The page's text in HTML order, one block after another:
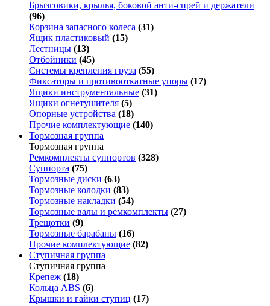
Брызговики, крылья, боковой анти-спрей и держатели
(96)
Корзина запасного колеса (31)
Ящик пластиковый (15)
Лестницы (13)
Отбойники (45)
Системы крепления груза (55)
Фиксаторы и противооткатные упоры (17)
Ящики инструментальные (31)
Ящики огнетушителя (5)
Опорные устройства (18)
Прочие комплектующие (140)
Тормозная группа
Тормозная группа
Ремкомплекты суппортов (328)
Суппорта (75)
Тормозные диски (63)
Тормозные колодки (83)
Тормозные накладки (54)
Тормозные валы и ремкомплекты (27)
Трещотки (9)
Тормозные барабаны (16)
Прочие комплектующие (82)
Ступичная группа
Ступичная группа
Крепеж (18)
Кольца ABS (6)
Крышки и гайки ступиц (17)